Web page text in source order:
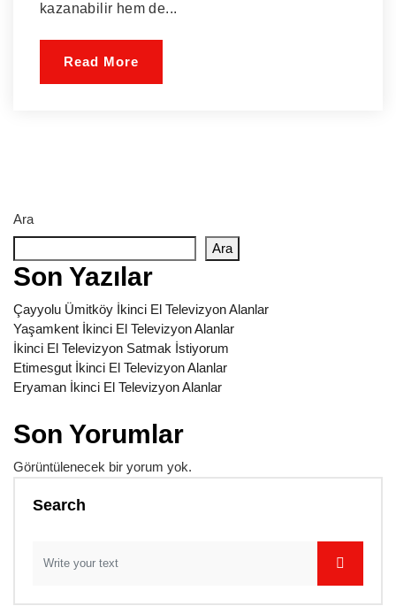
kazanabilir hem de...
Read More
Ara
Ara
Son Yazılar
Çayyolu Ümitköy İkinci El Televizyon Alanlar
Yaşamkent İkinci El Televizyon Alanlar
İkinci El Televizyon Satmak İstiyorum
Etimesgut İkinci El Televizyon Alanlar
Eryaman İkinci El Televizyon Alanlar
Son Yorumlar
Görüntülenecek bir yorum yok.
Search